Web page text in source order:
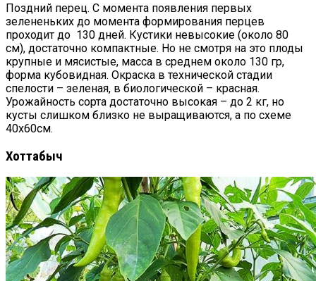
Поздний перец. С момента появления первых
зелененьких до момента формирования перцев
проходит до 130 дней. Кустики невысокие (около 80
см), достаточно компактные. Но не смотря на это плоды
крупные и мясистые, масса в среднем около 130 гр,
форма кубовидная. Окраска в технической стадии
спелости – зеленая, в биологической – красная.
Урожайность сорта достаточно высокая – до 2 кг, но
кусты слишком близко не выращиваются, а по схеме
40х60см.
Хоттабыч